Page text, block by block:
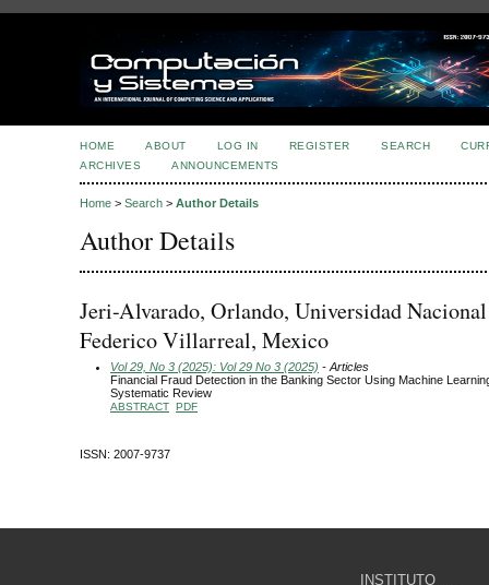
HOME ABOUT LOG IN REGISTER SEARCH
ARCHIVES
ANNOUNCEMENTS
Home > Search > Author Details
Author Details
Jeri-Alvarado, Orlando, Universidad Nacional
Federico Villarreal, Mexico
Vol 29, No 3 (2025): Vol 29 No 3 (2025) - Articles
Financial Fraud Detection in the Banking Sector Using Machine
Systematic Review
ABSTRACT PDF
ISSN: 2007-9737
INSTITUTO